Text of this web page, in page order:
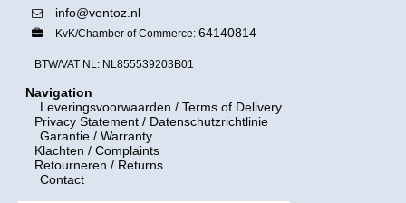
info@ventoz.nl
KvK/Chamber of Commerce: 64140814
BTW/VAT NL: NL855539203B01
Navigation
Leveringsvoorwaarden / Terms of Delivery
Privacy Statement / Datenschutzrichtlinie
Garantie / Warranty
Klachten / Complaints
Retourneren / Returns
Contact